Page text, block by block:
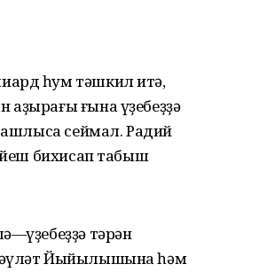
һум тәшкил итә,
ғына үҙебеҙҙә
сеймал. Радий
бихисап табыш
тәрән
Йыйылышына һәм